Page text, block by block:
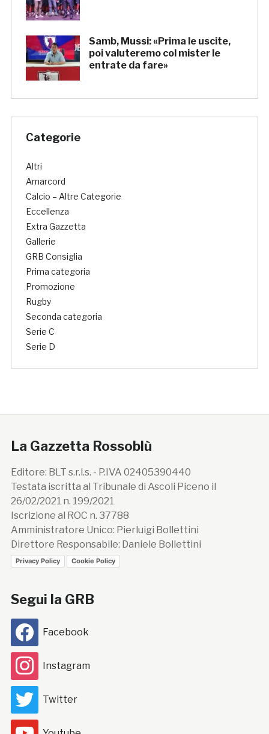
Samb, Mussi: «Prima le uscite,
poi valuteremo col mister le
entrate da fare»
Categorie
Altri
Amarcord
Calcio – Altre Categorie
Eccellenza
Extra Gazzetta
Gallerie
GRB Consiglia
Prima categoria
Promozione
Rugby
Seconda categoria
Serie C
Serie D
La Gazzetta Rossoblù
Editore: BLT s.r.l.s. - P.IVA 02405390440
Testata iscritta al Tribunale di Ascoli Piceno il
26/02/2021 n. 199/2021
Iscrizione al ROC n. 37788
Amministratore Unico: Pierluigi Bollettini
Direttore Responsabile: Daniele Bollettini
Privacy Policy Cookie Policy
Segui la GRB
Facebook
Instagram
Twitter